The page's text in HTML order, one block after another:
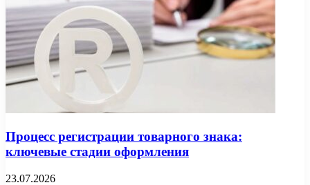
Процесс регистрации товарного знака:
ключевые стадии оформления
23.07.2026